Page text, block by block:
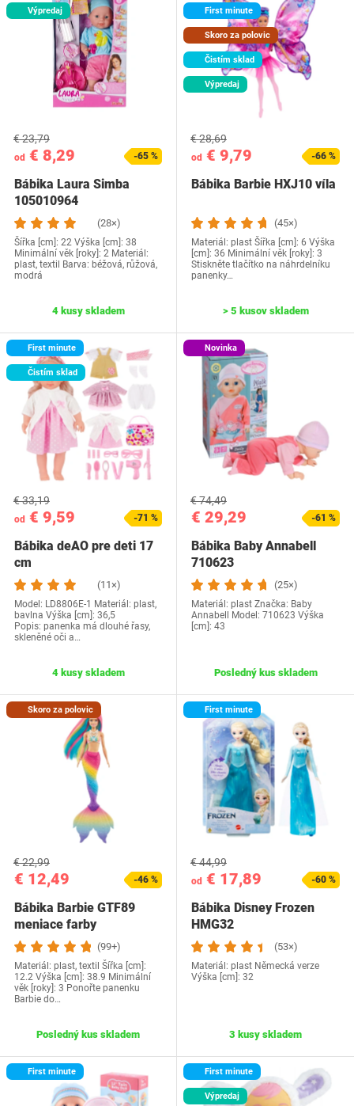
Výpredaj
od € 8,29
€ 23,79
-65 %
Bábika Laura Simba
105010964
(28×)
Šířka [cm]: 22 Výška [cm]: 38
Minimální věk [roky]: 2 Materiál:
plast, textil Barva: béžová, růžová,
modrá
4 kusy skladem
First minute
Skoro za polovic
Čistím sklad
Výpredaj
od € 9,79
€ 28,69
-66 %
Bábika Barbie HXJ10 víla
(45×)
Materiál: plast Šířka [cm]: 6 Výška
[cm]: 36 Minimální věk [roky]: 3
Stiskněte tlačítko na náhrdelníku
panenky…
> 5 kusov skladem
First minute
Čistím sklad
od € 9,59
€ 33,19
-71 %
Bábika deAO pre deti 17
cm
(11×)
Model: ‎LD8806E-1 Materiál: plast,
bavlna Výška [cm]: 36,5
Popis: panenka má dlouhé řasy,
skleněné oči a…
4 kusy skladem
Novinka
€ 29,29
€ 74,49
-61 %
Bábika Baby Annabell
710623
(25×)
Materiál: plast Značka: Baby
Annabell Model: 710623 Výška
[cm]: 43
Posledný kus skladem
Skoro za polovic
€ 12,49
€ 22,99
-46 %
Bábika Barbie GTF89
meniace farby
(99+)
Materiál: plast, textil Šířka [cm]:
12.2 Výška [cm]: 38.9 Minimální
věk [roky]: 3 Ponořte panenku
Barbie do…
Posledný kus skladem
First minute
od € 17,89
€ 44,99
-60 %
Bábika Disney Frozen
HMG32
(53×)
Materiál: plast Německá verze
Výška [cm]: 32
3 kusy skladem
First minute First minute
Výpredaj